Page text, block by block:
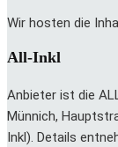
Wir hosten die
All-Inkl
Anbieter ist die
Münnich,
Inkl). Details